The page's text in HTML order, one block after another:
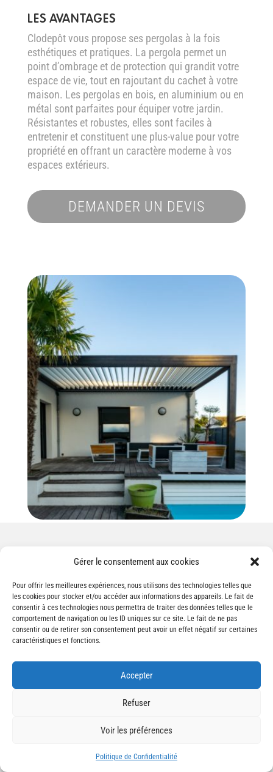
Gérer le consentement aux cookies
Pour offrir les meilleures expériences, nous utilisons des technologies telles que
les cookies pour stocker et/ou accéder aux informations des appareils. Le fait de
consentir à ces technologies nous permettra de traiter des données telles que le
comportement de navigation ou les ID uniques sur ce site. Le fait de ne pas
consentir ou de retirer son consentement peut avoir un effet négatif sur certaines
caractéristiques et fonctions.
Accepter
Refuser
Voir les préférences
Politique de Confidentialité
LES AVANTAGES
Clodepôt vous propose ses pergolas à la fois
esthétiques et pratiques. La pergola permet un
point d’ombrage et de protection qui grandit votre
espace de vie, tout en rajoutant du cachet à votre
maison. Les pergolas en bois, en aluminium ou en
métal sont parfaites pour équiper votre jardin.
Résistantes et robustes, elles sont faciles à
entretenir et constituent une plus-value pour votre
propriété en offrant un caractère moderne à vos
espaces extérieurs.
DEMANDER UN DEVIS
Produits Béton et
Gravier Sable
PRÊT À L'EMPLOI / BLOCS EMPILABLES / VRAC ET
BIG BAG
LES AVANTAGES
Les matériaux indispensables pour vos chantiers,